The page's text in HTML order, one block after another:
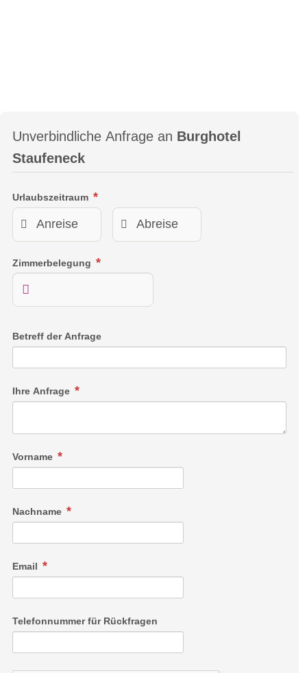
Unverbindliche Anfrage an Burghotel
Staufeneck
Urlaubszeitraum
Zimmerbelegung
Betreff der Anfrage
Ihre Anfrage
Vorname
Nachname
Email
Telefonnummer für Rückfragen